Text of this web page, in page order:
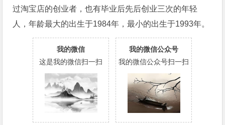
过淘宝店的创业者，也有毕业后先后创业三次的年轻
人，年龄最大的出生于1984年，最小的出生于1993年。
我的微信
这是我的微信扫一扫
我的微信公众号
我的微信公众号扫一扫